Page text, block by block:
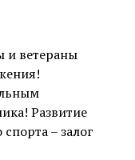
и ветераны
Развитие
– залог